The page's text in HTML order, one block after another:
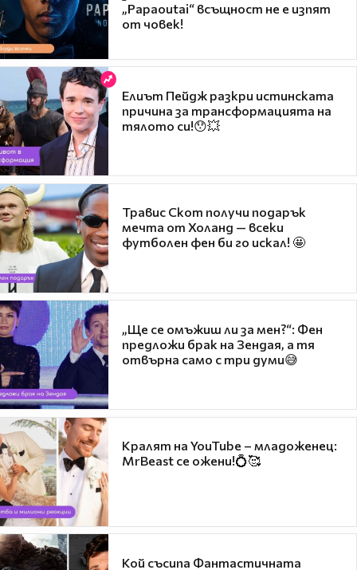
„Papaoutai“ всъщност не е изпят
от човек!
Елиът Пейдж разкри истинската
причина за трансформацията на
тялото си!😯💥
Травис Скот получи подарък
мечта от Холанд — всеки
футболен фен би го искал! 🤩
„Ще се омъжиш ли за мен?“: Фен
предложи брак на Зендая, а тя
отвърна само с три думи😅
Кралят на YouTube – младоженец:
MrBeast се ожени!💍🥰
Кой съсипа Фантастичната